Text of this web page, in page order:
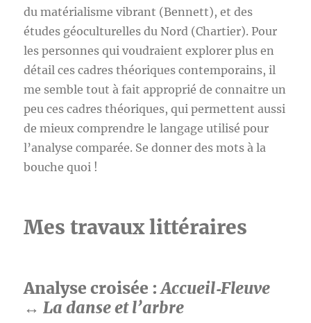
du matérialisme vibrant (Bennett), et des
études géoculturelles du Nord (Chartier). Pour
les personnes qui voudraient explorer plus en
détail ces cadres théoriques contemporains, il
me semble tout à fait approprié de connaitre un
peu ces cadres théoriques, qui permettent aussi
de mieux comprendre le langage utilisé pour
l’analyse comparée. Se donner des mots à la
bouche quoi !
Mes travaux littéraires
Analyse croisée :Accueil‑Fleuve
↔La danse et l’arbre